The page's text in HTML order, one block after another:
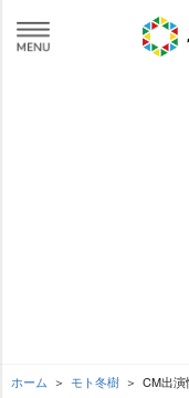
ホーム モト冬樹 CM出演